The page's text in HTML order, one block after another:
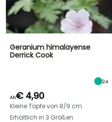
Geranium himalayense
Derrick Cook
24
Ab€ 4,90
Kleine Töpfe von 8/9 cm
Erhältlich in 3 Größen